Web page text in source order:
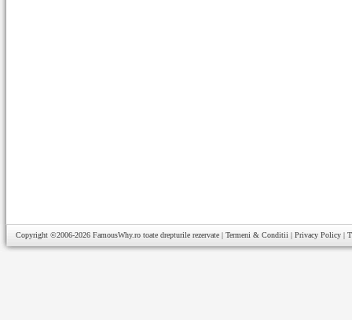
Copyright ©2006-2026 FamousWhy.ro toate drepturile rezervate | Termeni & Conditii | Privacy Policy |